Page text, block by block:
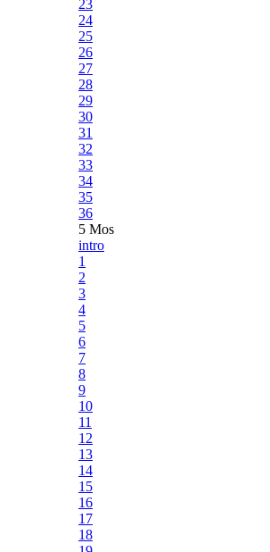
23
24
25
26
27
28
29
30
31
32
33
34
35
36
5 Mos
intro
1
2
3
4
5
6
7
8
9
10
11
12
13
14
15
16
17
18